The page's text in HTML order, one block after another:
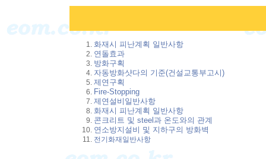
화재시 피난계획 일반사항
연돌효과
방화구획
자동방화샷다의 기준(건설교통부고시)
제연구획
Fire-Stopping
제연설비일반사항
화재시 피난계획 일반사항
콘크리트 및 steel과 온도와의 관계
연소방지설비 및 지하구의 방화벽
전기화재일반사항